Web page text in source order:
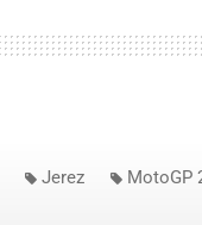
Jerez MotoGP